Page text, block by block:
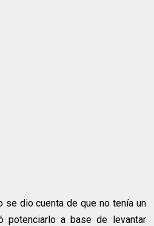
se dio cuenta de que no tenía un
potenciarlo a base de levantar